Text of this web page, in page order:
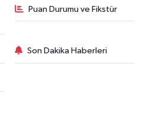
Puan Durumu ve Fikstür
Son Dakika Haberleri